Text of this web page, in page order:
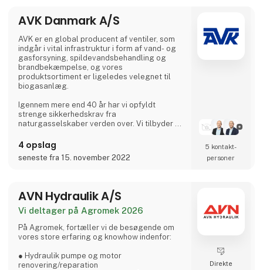
10.000 m3.
Kompetencerne hos Assentoft silo spænder
bredt og er først og
AVK Danmark A/S
AVK er en global producent af ventiler, som
indgår i vital infrastruktur i form af vand- og
gasforsyning, spildevandsbehandling og
brandbekæmpelse, og vores
produktsortiment er ligeledes velegnet til
biogasanlæg.
Igennem mere end 40 år har vi opfyldt
strenge sikkerhedskrav fra
naturgasselskaber verden over. Vi tilbyder et
vores gasventiler er kvalitetssikret af
ledende, internationale testinstitutter.
Derudover har vi leveret produkter til utallige
resulterer i omkostningseffektive løsninger
for vores samarbejdspart
4 opslag
seneste fra 15. november 2022
5 kontakt­
personer
AVN Hydraulik A/S
Vi deltager på Agromek 2026
På Agromek, fortæller vi de besøgende om
vores store erfaring og knowhow indenfor:
● Hydraulik pumpe og motor
renovering/reparation
Direkte